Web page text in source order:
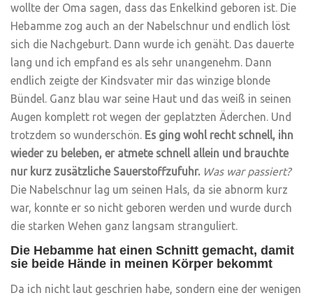
wollte der Oma sagen, dass das Enkelkind geboren ist. Die
Hebamme zog auch an der Nabelschnur und endlich löst
sich die Nachgeburt. Dann wurde ich genäht. Das dauerte
lang und ich empfand es als sehr unangenehm. Dann
endlich zeigte der Kindsvater mir das winzige blonde
Bündel. Ganz blau war seine Haut und das weiß in seinen
Augen komplett rot wegen der geplatzten Äderchen. Und
trotzdem so wunderschön. Es ging wohl recht schnell, ihn
wieder zu beleben, er atmete schnell allein und brauchte
nur kurz zusätzliche Sauerstoffzufuhr. Was war passiert?
Die Nabelschnur lag um seinen Hals, da sie abnorm kurz
war, konnte er so nicht geboren werden und wurde durch
die starken Wehen ganz langsam stranguliert.
Die Hebamme hat einen Schnitt gemacht, damit
sie beide Hände in meinen Körper bekommt
Da ich nicht laut geschrien habe, sondern eine der wenigen